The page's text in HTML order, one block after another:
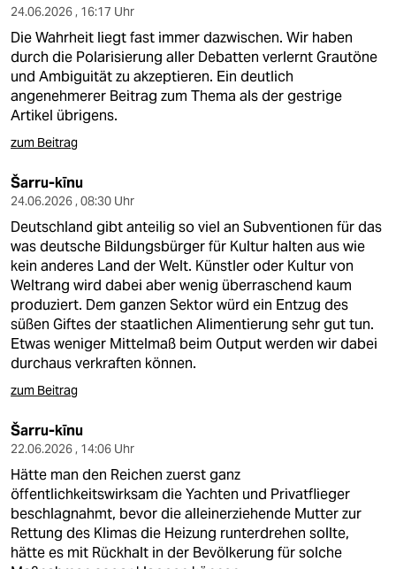
24.06.2026 , 16:17 Uhr
Die Wahrheit liegt fast immer dazwischen. Wir haben
durch die Polarisierung aller Debatten verlernt Grautöne
und Ambiguität zu akzeptieren. Ein deutlich
angenehmerer Beitrag zum Thema als der gestrige
Artikel übrigens.
zum Beitrag
Šarru-kīnu
24.06.2026 , 08:30 Uhr
Deutschland gibt anteilig so viel an Subventionen für das
was deutsche Bildungsbürger für Kultur halten aus wie
kein anderes Land der Welt. Künstler oder Kultur von
Weltrang wird dabei aber wenig überraschend kaum
produziert. Dem ganzen Sektor würd ein Entzug des
süßen Giftes der staatlichen Alimentierung sehr gut tun.
Etwas weniger Mittelmaß beim Output werden wir dabei
durchaus verkraften können.
zum Beitrag
Šarru-kīnu
22.06.2026 , 14:06 Uhr
Hätte man den Reichen zuerst ganz
öffentlichkeitswirksam die Yachten und Privatflieger
beschlagnahmt, bevor die alleinerziehende Mutter zur
Rettung des Klimas die Heizung runterdrehen sollte,
hätte es mit Rückhalt in der Bevölkerung für solche